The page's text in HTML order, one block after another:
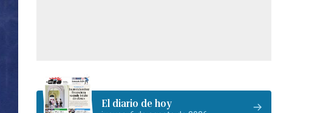
El diario de hoy